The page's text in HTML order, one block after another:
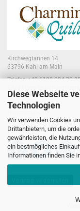
Diese Webseite
Technologien
Wir verwenden Cookies
Drittanbietern, um die
gewährleisten, die
ein bestmögliches
Informationen finden Sie
Kirchwegtannen 14
63796 Kahl am Main
Telefon +49 6188 994 30
Laden:
63796 Kahl am Main